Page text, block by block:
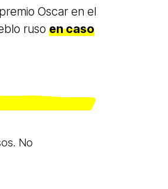
Oscar en el
ruso en caso
No